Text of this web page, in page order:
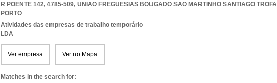
R POENTE 142, 4785-509, UNIAO FREGUESIAS BOUGADO SAO MARTINHO SANTIAGO TROFA
PORTO
Atividades das empresas de trabalho temporário
LDA
Ver empresa Ver no Mapa
Matches in the search for: